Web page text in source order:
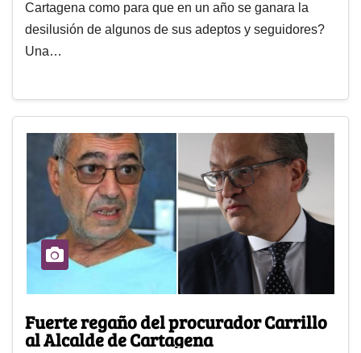
Cartagena como para que en un año se ganara la
desilusión de algunos de sus adeptos y seguidores?
Una…
Fuerte regaño del procurador Carrillo
al Alcalde de Cartagena